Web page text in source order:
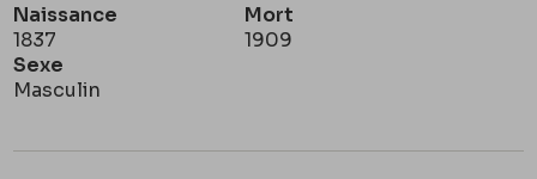
Naissance
1837
Mort
1909
Sexe
Masculin